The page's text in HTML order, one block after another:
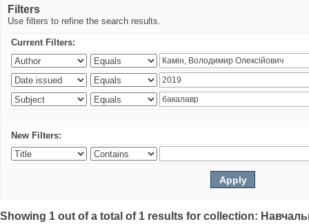
Filters
Use filters to refine the search results.
Current Filters:
New Filters:
Showing 1 out of a total of 1 results for collection: